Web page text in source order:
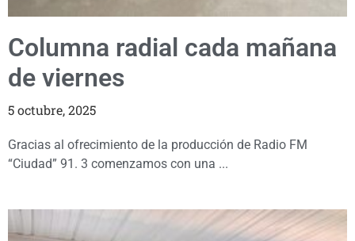
Columna radial cada mañana
de viernes
5 octubre, 2025
Gracias al ofrecimiento de la producción de Radio FM
“Ciudad” 91. 3 comenzamos con una ...